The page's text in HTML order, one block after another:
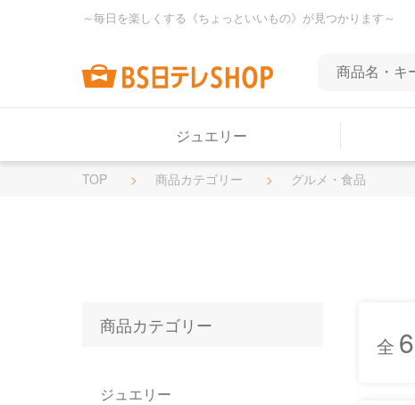
～毎日を楽しくする《ちょっといいもの》が見つかります～
ジュエリー
TOP 商品カテゴリー グルメ・食品
商品カテゴリー
ジュエリー
全 6